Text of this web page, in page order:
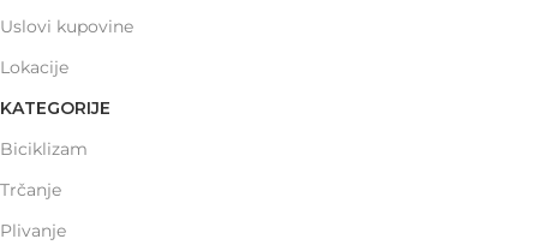
Uslovi kupovine
Lokacije
KATEGORIJE
Biciklizam
Trčanje
Plivanje